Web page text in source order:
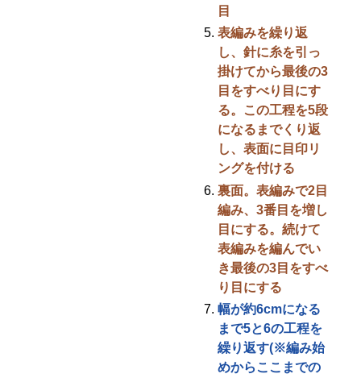
目
表編みを繰り返
し、針に糸を引っ
掛けてから最後の3
目をすべり目にす
る。この工程を5段
になるまでくり返
し、表面に目印リ
ングを付ける
裏面。表編みで2目
編み、3番目を増し
目にする。続けて
表編みを編んでい
き最後の3目をすべ
り目にする
幅が約6cmになる
まで5と6の工程を
繰り返す(※編み始
めからここまでの